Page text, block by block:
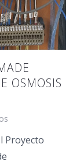
OSMOSIS
Proyecto